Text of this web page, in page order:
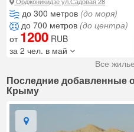
до 300 метров (до моря)
до 700 метров (до центра)
от 1200 RUB
за 2 чел. в май
Все
Последние добавленные
Крыму